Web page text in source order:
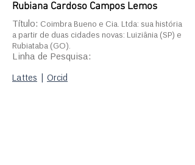
Rubiana Cardoso Campos Lemos
Título: Coimbra Bueno e Cia. Ltda: sua história
a partir de duas cidades novas: Luiziânia (SP) e
Rubiataba (GO).
Linha de Pesquisa:
Lattes Orcid